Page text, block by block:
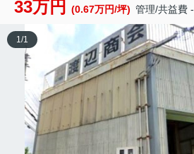
33万円 (0.67万円/坪) 管理/共益費 -
1/1